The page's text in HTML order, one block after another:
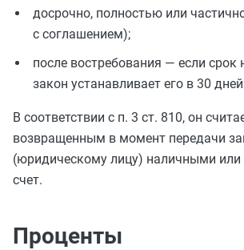
досрочно, полностью или
с соглашением);
после востребования — если срок
закон устанавливает его в 30
В соответствии с п. 3 ст. 810, он
возвращенным в момент передачи
(юридическому лицу) наличными или
счет.
Проценты